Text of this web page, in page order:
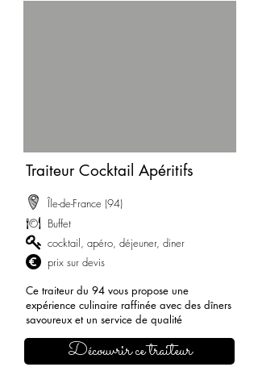
Traiteur Cocktail Apéritifs
Île-de-France (94)
Buffet
cocktail, apéro, déjeuner, diner
prix sur devis
Ce traiteur du 94 vous propose une
expérience culinaire raffinée avec des dîners
savoureux et un service de qualité
Découvrir ce traiteur